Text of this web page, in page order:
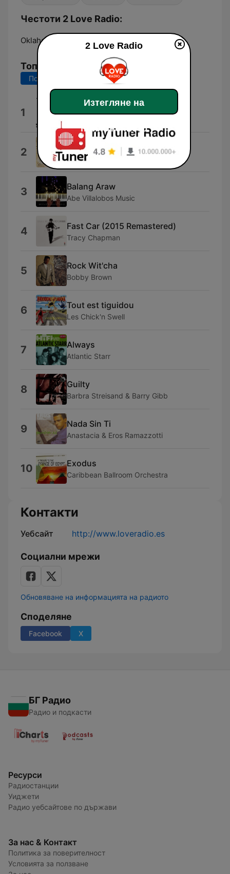
Честоти 2 Love Radio:
Oklahoma City: Online
Топ песни
Последните 7 дни Последните 30 дни
1 Para Mi Amor
2 Cubanitas
Los Últimos Románticos
3 Balang Araw
Abe Villalobos Music
4 Fast Car (2015 Remastered)
Tracy Chapman
5 Rock Wit'cha
Bobby Brown
6 Tout est tiguidou
Les Chick'n Swell
7 Always
Atlantic Starr
8 Guilty
Barbra Streisand & Barry Gibb
9 Nada Sin Ti
Anastacia & Eros Ramazzotti
10 Exodus
Caribbean Ballroom Orchestra
Контакти
Уебсайт http://www.loveradio.es
Социални мрежи
Обновяване на информацията на радиото
Споделяне
Facebook X
БГ Радио
Радио и подкасти
Ресурси
Радиостанции
Уиджети
Радио уебсайтове по държави
За нас & Контакт
Политика за поверителност
Условията за ползване
2 Love Radio
Изтегляне на
приложението